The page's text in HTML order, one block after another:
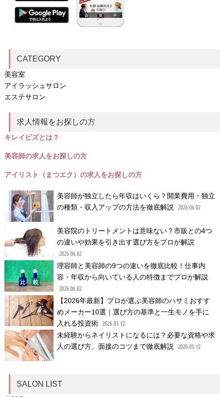
CATEGORY
美容室
アイラッシュサロン
エステサロン
求人情報をお探しの方
キレイビズとは？
美容師の求人をお探しの方
アイリスト（まつエク）の求人をお探しの方
美容師が独立したら年収はいくら？開業費用・独立
の種類・収入アップの方法を徹底解説
2026.06.02
美容院のトリートメントは意味ない？市販との4つ
の違いや効果を引き出す選び方をプロが解説
2026.06.02
理容師と美容師の9つの違いを徹底比較！仕事内
容・年収から向いている人の特徴までプロが解説
2026.06.02
【2026年最新】プロが選ぶ美容師のハサミおすす
めメーカー10選｜選び方の基準と一生モノを手に
入れる投資術
2026.05.12
未経験からネイリストになるには？必要な資格や求
人の選び方、面接のコツまで徹底解説
2026.05.12
SALON LIST